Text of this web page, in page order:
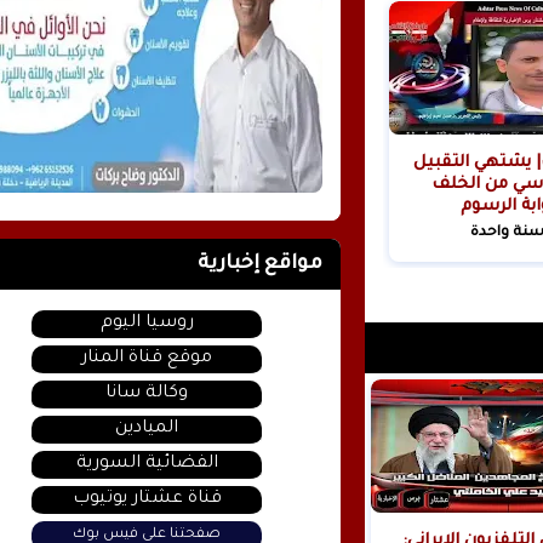
يشتهي التقبيل
من الخلف
الرسوم
واحدة
مواقع إخبارية
روسيا اليوم
موقع قناة المنار
وكالة سانا
الميادين
الفضائية السورية
قناة عشتار يوتيوب
صفحتنا على فيس بوك